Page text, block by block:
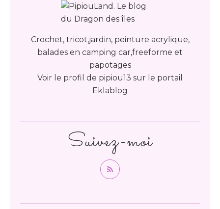
Crochet, tricot,jardin, peinture acrylique,
balades en camping car,freeforme et
papotages
Voir le profil de pipiou13 sur le portail
Eklablog
Suivez-moi